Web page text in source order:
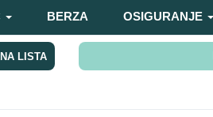
BERZA OSIGURANJE
LISTA